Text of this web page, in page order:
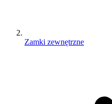
Zamki zewnętrzne